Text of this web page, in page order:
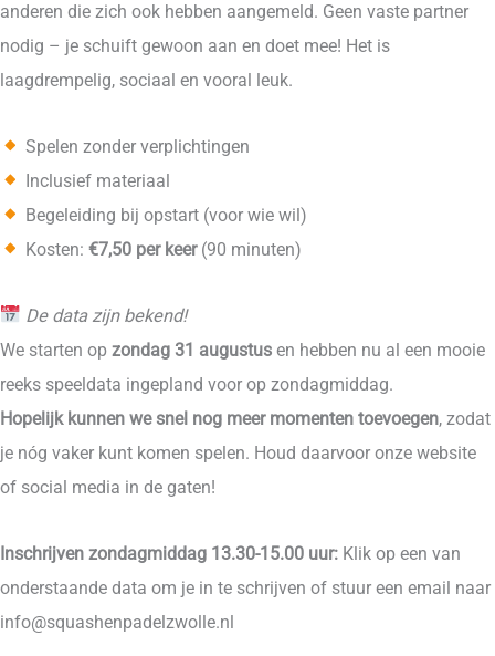
anderen die zich ook hebben aangemeld. Geen vaste partner
nodig – je schuift gewoon aan en doet mee! Het is
laagdrempelig, sociaal en vooral leuk.
Spelen zonder verplichtingen
Inclusief materiaal
Begeleiding bij opstart (voor wie wil)
Kosten: €7,50 per keer(90 minuten)
De data zijn bekend!
We starten op zondag 31 augustus en hebben nu al een mooie
reeks speeldata ingepland voor op zondagmiddag.
Hopelijk kunnen we snel nog meer momenten toevoegen, zodat
je nóg vaker kunt komen spelen. Houd daarvoor onze website
of social media in de gaten!
Inschrijven zondagmiddag 13.30-15.00 uur: Klik op een van
onderstaande data om je in te schrijven of stuur een email naar
info@squashenpadelzwolle.nl